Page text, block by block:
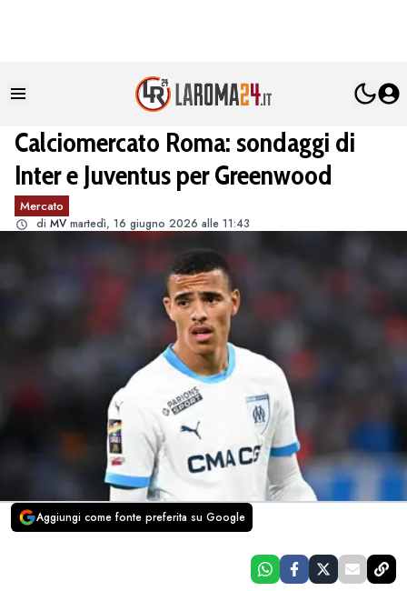
Calciomercato Roma: sondaggi di
Inter e Juventus per Greenwood
Mercato
di MV martedì, 16 giugno 2026 alle 11:43
Aggiungi come fonte preferita su Google